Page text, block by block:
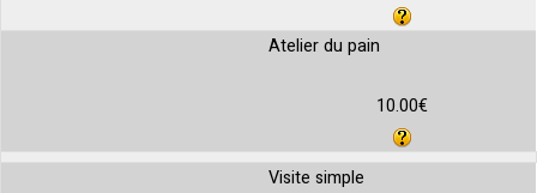
Atelier du pain
10.00€
Visite simple